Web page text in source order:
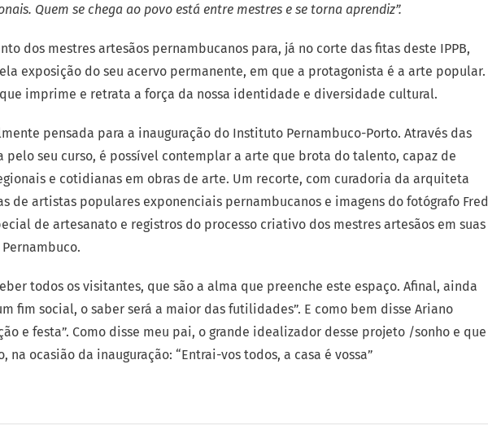
Quem se chega ao povo está entre mestres e se torna aprendiz”.
dos mestres artesãos pernambucanos para, já no corte das fitas deste IPPB,
exposição do seu acervo permanente, em que a protagonista é a arte popular.
imprime e retrata a força da nossa identidade e diversidade cultural.
pensada para a inauguração do Instituto Pernambuco-Porto. Através das
pelo seu curso, é possível contemplar a arte que brota do talento, capaz de
e cotidianas em obras de arte. Um recorte, com curadoria da arquiteta
de artistas populares exponenciais pernambucanos e imagens do fotógrafo Fred
de artesanato e registros do processo criativo dos mestres artesãos em suas
todos os visitantes, que são a alma que preenche este espaço. Afinal, ainda
fim social, o saber será a maior das futilidades”. E como bem disse Ariano
e festa”. Como disse meu pai, o grande idealizador desse projeto /sonho e que
ocasião da inauguração: “Entrai-vos todos, a casa é vossa”